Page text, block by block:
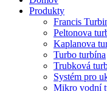
Produkty
Francis
Peltonova
Kaplanova
Turbo turbína
Trubková
Systém pro
Mikro vodní